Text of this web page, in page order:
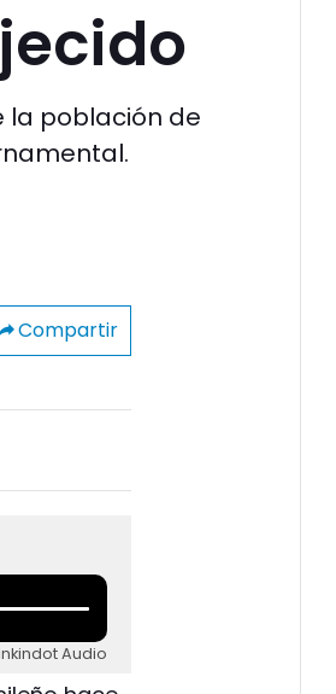
la población de
Compartir
Audio